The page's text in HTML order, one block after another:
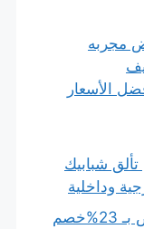
مجربه
الأسعار
تألق شبابيك
وداخلية
شركة تنظيف شرق الرياض بـ 23%خصم